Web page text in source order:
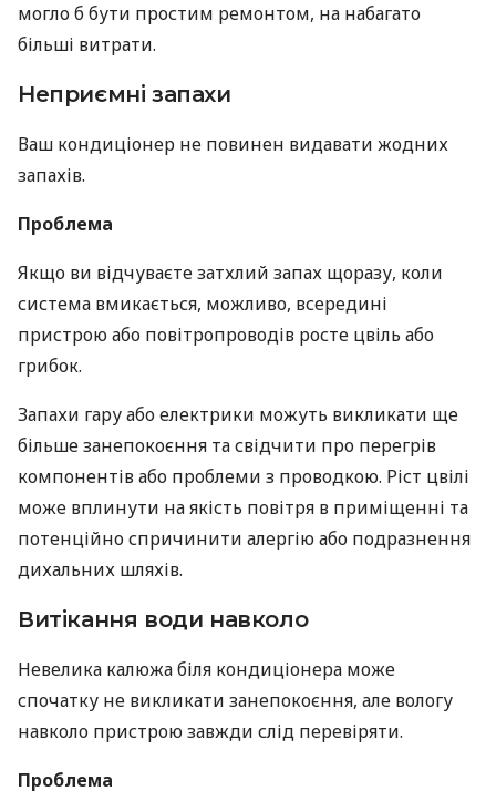
могло б бути простим ремонтом, на набагато
більші витрати.
Неприємні запахи
Ваш кондиціонер не повинен видавати жодних
запахів.
Проблема
Якщо ви відчуваєте затхлий запах щоразу, коли
система вмикається, можливо, всередині
пристрою або повітропроводів росте цвіль або
грибок.
Запахи гару або електрики можуть викликати ще
більше занепокоєння та свідчити про перегрів
компонентів або проблеми з проводкою. Ріст цвілі
може вплинути на якість повітря в приміщенні та
потенційно спричинити алергію або подразнення
дихальних шляхів.
Витікання води навколо
Невелика калюжа біля кондиціонера може
спочатку не викликати занепокоєння, але вологу
навколо пристрою завжди слід перевіряти.
Проблема